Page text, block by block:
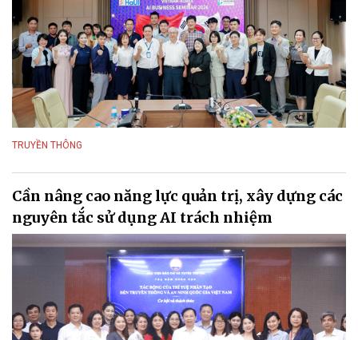
TRUYỀN THÔNG
Cần nâng cao năng lực quản trị, xây dựng các
nguyên tắc sử dụng AI trách nhiệm